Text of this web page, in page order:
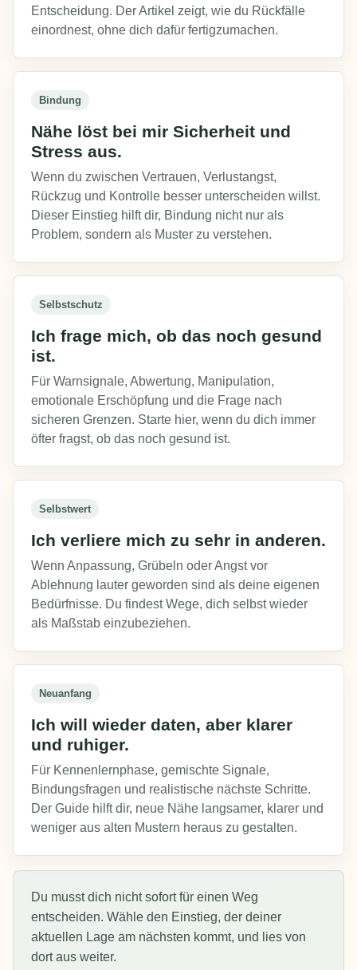
Entscheidung. Der Artikel zeigt, wie du Rückfälle
einordnest, ohne dich dafür fertigzumachen.
Bindung
Nähe löst bei mir Sicherheit und
Stress aus.
Wenn du zwischen Vertrauen, Verlustangst,
Rückzug und Kontrolle besser unterscheiden willst.
Dieser Einstieg hilft dir, Bindung nicht nur als
Problem, sondern als Muster zu verstehen.
Selbstschutz
Ich frage mich, ob das noch gesund
ist.
Für Warnsignale, Abwertung, Manipulation,
emotionale Erschöpfung und die Frage nach
sicheren Grenzen. Starte hier, wenn du dich immer
öfter fragst, ob das noch gesund ist.
Selbstwert
Ich verliere mich zu sehr in anderen.
Wenn Anpassung, Grübeln oder Angst vor
Ablehnung lauter geworden sind als deine eigenen
Bedürfnisse. Du findest Wege, dich selbst wieder
als Maßstab einzubeziehen.
Neuanfang
Ich will wieder daten, aber klarer
und ruhiger.
Für Kennenlernphase, gemischte Signale,
Bindungsfragen und realistische nächste Schritte.
Der Guide hilft dir, neue Nähe langsamer, klarer und
weniger aus alten Mustern heraus zu gestalten.
Du musst dich nicht sofort für einen Weg
entscheiden. Wähle den Einstieg, der deiner
aktuellen Lage am nächsten kommt, und lies von
dort aus weiter.